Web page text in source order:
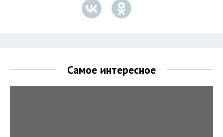
Самое интересное